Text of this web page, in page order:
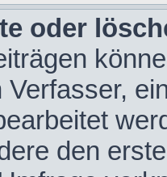
oder
den